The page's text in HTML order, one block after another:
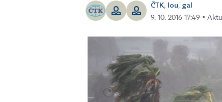
ČTK, lou, gal
9. 10. 2016 17:49 ▪